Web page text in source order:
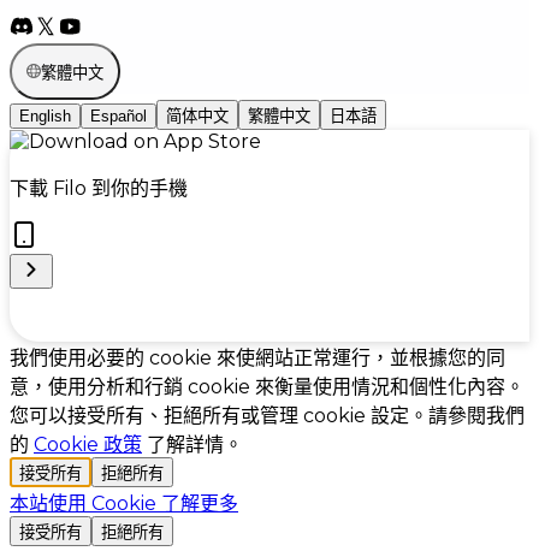
繁體中文
English Español 简体中文 繁體中文 日本語
下載 Filo 到你的手機
Cookie Preferences
我們使用必要的 cookie 來使網站正常運行，並根據您的同
意，使用分析和行銷 cookie 來衡量使用情況和個性化內容。
您可以接受所有、拒絕所有或管理 cookie 設定。請參閱我們
的 Cookie 政策 了解詳情。
接受所有 拒絕所有
本站使用 Cookie 了解更多
接受所有 拒絕所有